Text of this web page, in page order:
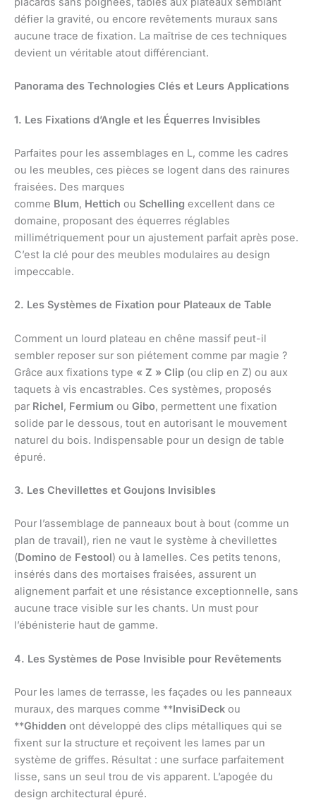
défier la gravité, ou encore revêtements muraux sans
aucune trace de fixation. La maîtrise de ces techniques
devient un véritable atout différenciant.
Panorama des Technologies Clés et Leurs Applications
1. Les Fixations d’Angle et les Équerres Invisibles
Parfaites pour les assemblages en L, comme les cadres
ou les meubles, ces pièces se logent dans des rainures
fraisées. Des marques
comme Blum, Hettich ou Schelling excellent dans ce
domaine, proposant des équerres réglables
millimétriquement pour un ajustement parfait après pose.
C’est la clé pour des meubles modulaires au design
impeccable.
2. Les Systèmes de Fixation pour Plateaux de Table
Comment un lourd plateau en chêne massif peut-il
sembler reposer sur son piétement comme par magie ?
Grâce aux fixations type « Z » Clip (ou clip en Z) ou aux
taquets à vis encastrables. Ces systèmes, proposés
par Richel, Fermium ou Gibo, permettent une fixation
solide par le dessous, tout en autorisant le mouvement
naturel du bois. Indispensable pour un design de table
épuré.
3. Les Chevillettes et Goujons Invisibles
Pour l’assemblage de panneaux bout à bout (comme un
plan de travail), rien ne vaut le système à chevillettes
(Domino de Festool) ou à lamelles. Ces petits tenons,
insérés dans des mortaises fraisées, assurent un
alignement parfait et une résistance exceptionnelle, sans
aucune trace visible sur les chants. Un must pour
l’ébénisterie haut de gamme.
4. Les Systèmes de Pose Invisible pour Revêtements
Pour les lames de terrasse, les façades ou les panneaux
muraux, des marques comme **InvisiDeck ou
**Ghidden ont développé des clips métalliques qui se
fixent sur la structure et reçoivent les lames par un
système de griffes. Résultat : une surface parfaitement
lisse, sans un seul trou de vis apparent. L’apogée du
design architectural épuré.